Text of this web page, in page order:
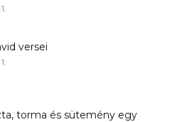
versei
torma és sütemény egy